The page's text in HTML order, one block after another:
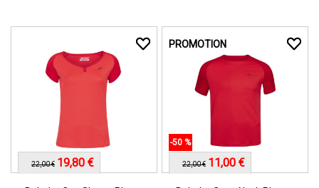
22,00 € 19,80 €
PROMOTION
-50 %
22,00 € 11,00 €